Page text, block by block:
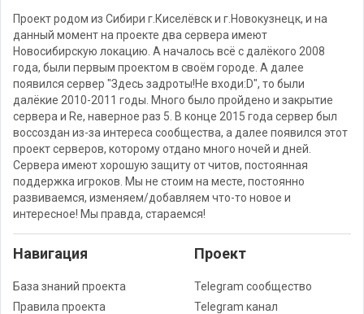
Проект родом из Сибири г.Киселёвск и г.Новокузнецк, и на
данный момент на проекте два сервера имеют
Новосибирскую локацию. А началось всё с далёкого 2008
года, были первым проектом в своём городе. А далее
появился сервер "Здесь задроты!Не входи:D", то были
далёкие 2010-2011 годы. Много было пройдено и закрытие
сервера и Re, наверное раз 5. В конце 2015 года сервер был
воссоздан из-за интереса сообщества, а далее появился этот
проект серверов, которому отдано много ночей и дней.
Сервера имеют хорошую защиту от читов, постоянная
поддержка игроков. Мы не стоим на месте, постоянно
развиваемся, изменяем/добавляем что-то новое и
интересное! Мы правда, стараемся!
Навигация
База знаний проекта
Правила проекта
Проект
Telegram сообщество
Telegram канал